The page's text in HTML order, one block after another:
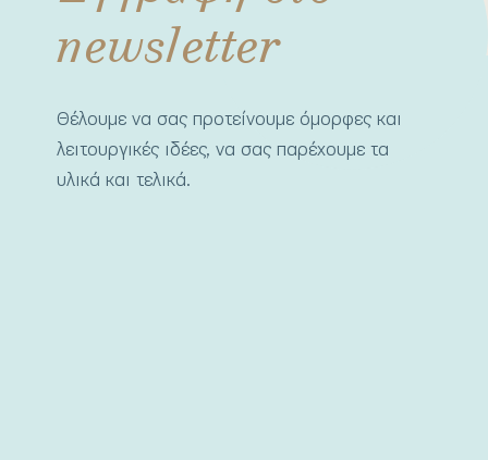
newsletter
Θέλουμε να σας προτείνουμε όμορφες και
λειτουργικές ιδέες, να σας παρέχουμε τα
υλικά και τελικά.